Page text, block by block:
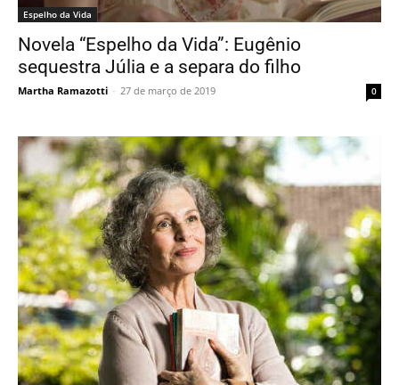
Espelho da Vida
Novela “Espelho da Vida”: Eugênio
sequestra Júlia e a separa do filho
Martha Ramazotti - 27 de março de 2019 0